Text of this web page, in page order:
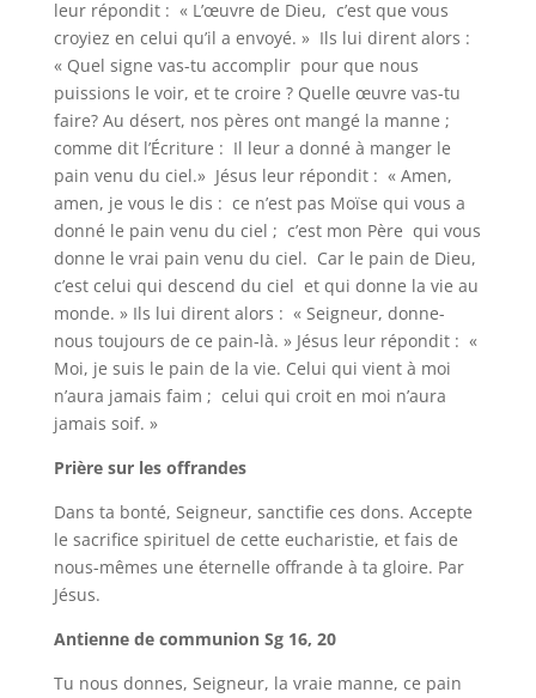
leur répondit : « L’œuvre de Dieu, c’est que vous
croyiez en celui qu’il a envoyé. » Ils lui dirent alors :
« Quel signe vas-tu accomplir pour que nous
puissions le voir, et te croire ? Quelle œuvre vas-tu
faire? Au désert, nos pères ont mangé la manne ;
comme dit l’Écriture : Il leur a donné à manger le
pain venu du ciel.» Jésus leur répondit : « Amen,
amen, je vous le dis : ce n’est pas Moïse qui vous a
donné le pain venu du ciel ; c’est mon Père qui vous
donne le vrai pain venu du ciel. Car le pain de Dieu,
c’est celui qui descend du ciel et qui donne la vie au
monde. » Ils lui dirent alors : « Seigneur, donne-
nous toujours de ce pain-là. » Jésus leur répondit : «
Moi, je suis le pain de la vie. Celui qui vient à moi
n’aura jamais faim ; celui qui croit en moi n’aura
jamais soif. »
Prière sur les offrandes
Dans ta bonté, Seigneur, sanctifie ces dons. Accepte
le sacrifice spirituel de cette eucharistie, et fais de
nous-mêmes une éternelle offrande à ta gloire. Par
Jésus.
Antienne de communion Sg 16, 20
Tu nous donnes, Seigneur, la vraie manne, ce pain